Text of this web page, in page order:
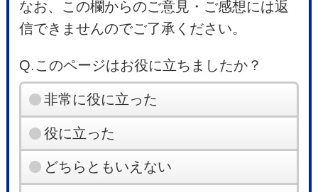
なお、この欄からのご意見・ご感想には返
信できませんのでご了承ください。
Q.このページはお役に立ちましたか？
非常に役に立った
役に立った
どちらともいえない